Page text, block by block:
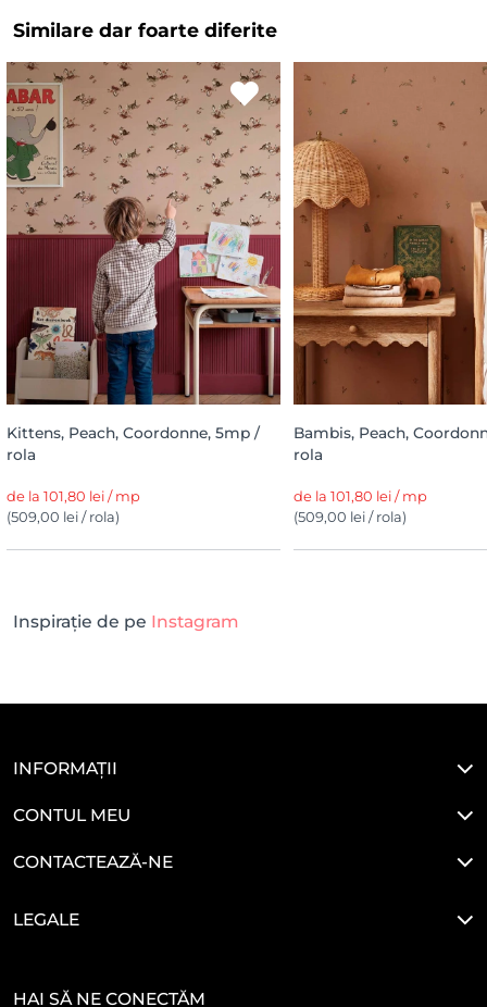
Similare dar foarte diferite
Kittens, Peach, Coordonne, 5mp /
rola
de la 101,80 lei / mp
(509,00 lei / rola)
Bambis, Peach,
rola
de la 101,80 lei / mp
(509,00 lei / rola)
Inspirație de pe Instagram
INFORMAȚII
CONTUL MEU
CONTACTEAZĂ-NE
LEGALE
HAI SĂ NE CONECTĂM